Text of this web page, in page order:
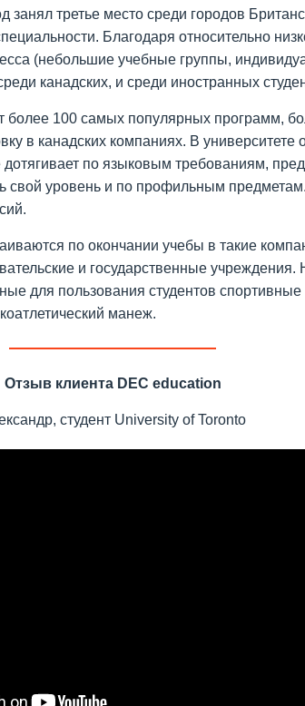
занял третье место среди городов
Благодаря относительно
(небольшие учебные группы,
канадских, и среди иностранных
более 100 самых популярных программ,
в канадских компаниях. В университете
дотягивает по языковым требованиям,
свой уровень и по профильным
по окончании учебы в такие
и государственные учреждения.
для пользования студентов
манеж.
Отзыв клиента DEC education
студент University of Toronto